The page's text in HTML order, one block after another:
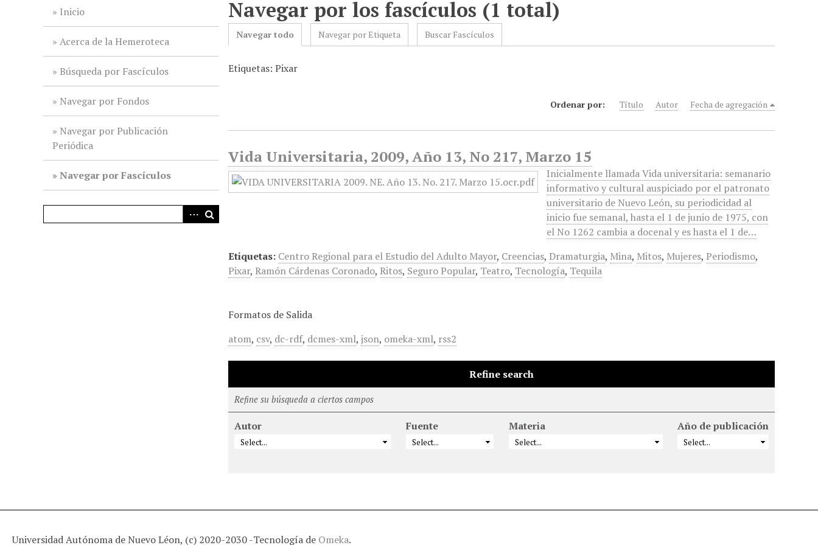
Inicio
Acerca de la Hemeroteca
Búsqueda por Fascículos
Navegar por Fondos
Navegar por Publicación
Periódica
Navegar por Fascículos
Navegar por los fascículos (1 total)
Navegar todo Navegar por Etiqueta Buscar Fascículos
Etiquetas: Pixar
Ordenar por: Título Autor Fecha de agregación
Vida Universitaria, 2009, Año 13, No 217, Marzo 15
Inicialmente llamada Vida universitaria: semanario
informativo y cultural auspiciado por el patronato
universitario de Nuevo León, su periodicidad al
inicio fue semanal, hasta el 1 de junio de 1975, con
el No 1262 cambia a docenal y es hasta el 1 de…
Etiquetas: Centro Regional para el Estudio del Adulto Mayor, Creencias, Dramaturgia, Mina, Mitos, Mujeres, Periodismo,
Pixar, Ramón Cárdenas Coronado, Ritos, Seguro Popular, Teatro, Tecnología, Tequila
Formatos de Salida
atom, csv, dc-rdf, dcmes-xml,json, omeka-xml, rss2
Refine search
Refine su búsqueda a ciertos campos
Autor Fuente Materia Año de publicación
Universidad Autónoma de Nuevo Léon, (c) 2020-2030 -Tecnología de Omeka.